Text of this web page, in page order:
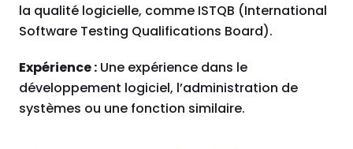
la qualité logicielle, comme ISTQB (International
Software Testing Qualifications Board).
Expérience : Une expérience dans le
développement logiciel, l’administration de
systèmes ou une fonction similaire.